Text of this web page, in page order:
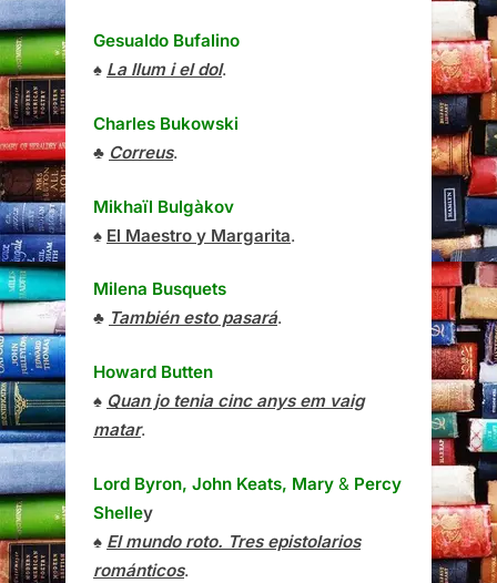
Gesualdo Bufalino
♠ La llum i el dol.
Charles Bukowski
♣ Correus.
Mikhaïl Bulgàkov
♠ El Maestro y Margarita.
Milena Busquets
♣ También esto pasará.
Howard Butten
♠ Quan jo tenia cinc anys em vaig
matar.
Lord Byron, John Keats, Mary & Percy
Shelley
♠ El mundo roto. Tres epistolarios
románticos.